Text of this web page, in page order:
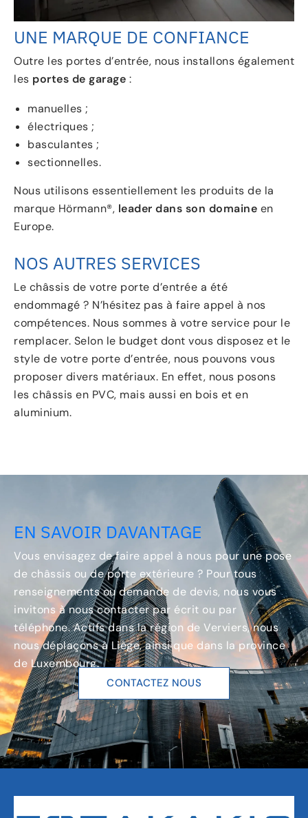
UNE MARQUE DE CONFIANCE
Outre les portes d’entrée, nous installons également
les portes de garage :
manuelles ;
électriques ;
basculantes ;
sectionnelles.
Nous utilisons essentiellement les produits de la
marque Hörmann®, leader dans son domaine en
Europe.
NOS AUTRES SERVICES
Le châssis de votre porte d’entrée a été
endommagé ? N’hésitez pas à faire appel à nos
compétences. Nous sommes à votre service pour le
remplacer. Selon le budget dont vous disposez et le
style de votre porte d’entrée, nous pouvons vous
proposer divers matériaux. En effet, nous posons
les châssis en PVC, mais aussi en bois et en
aluminium.
EN SAVOIR DAVANTAGE
Vous envisagez de faire appel à nous pour une pose
de châssis ou de porte extérieure ? Pour tous
renseignements ou demande de devis, nous vous
invitons à nous contacter par écrit ou par
téléphone. Actifs dans la région de Verviers, nous
nous déplaçons à Liège, ainsi que dans la province
de Luxembourg.
CONTACTEZ NOUS